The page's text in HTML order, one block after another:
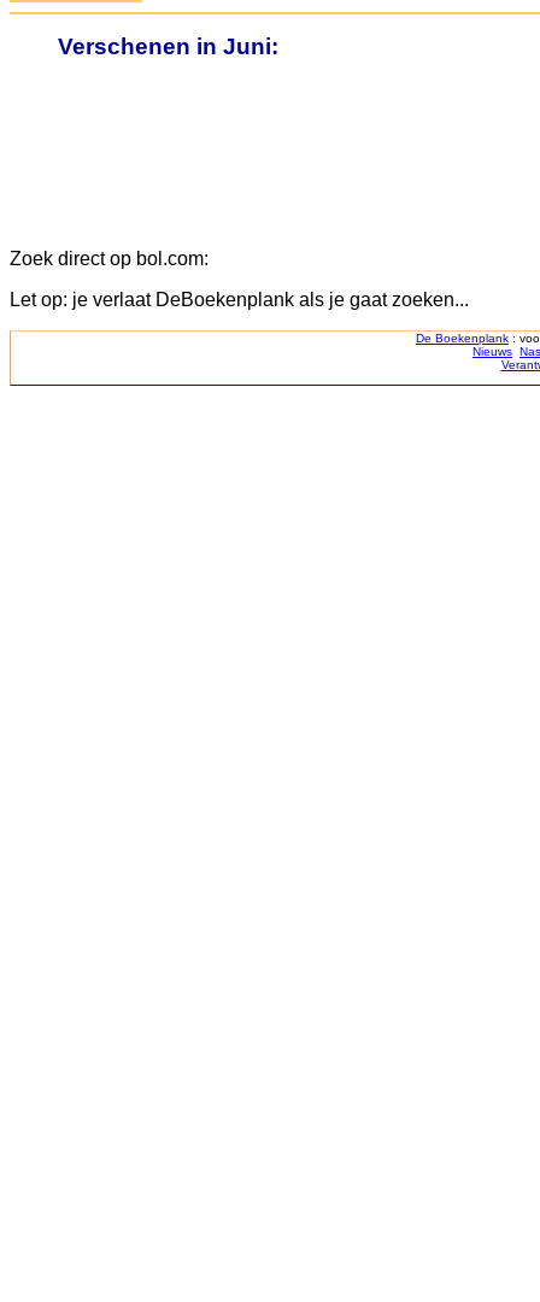
Verschenen in Juni:
Zoek direct op bol.com:
Let op: je verlaat DeBoekenplank als je gaat zoeken...
De Boekenplank :
Nieuws